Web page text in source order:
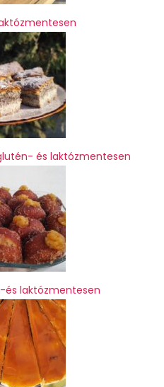
és laktózmentesen
laktózmentesen